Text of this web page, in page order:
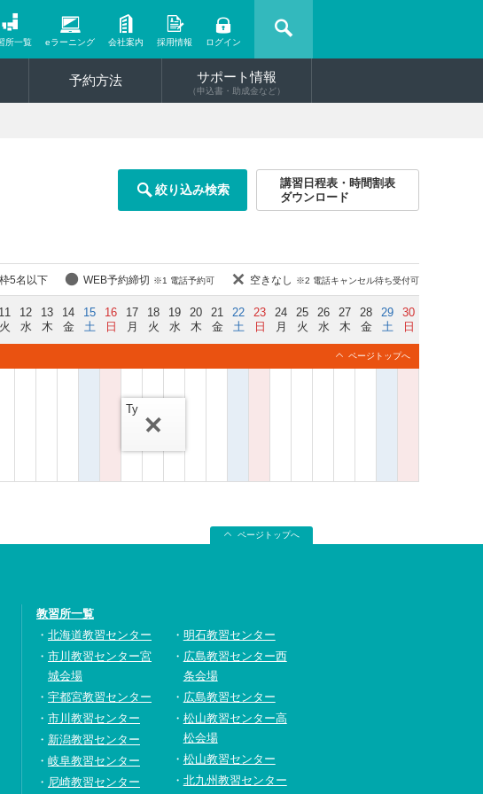
所一覧 eラーニング 会社案内 採用情報 ログイン
予約方法 サポート情報
（申込書・助成金など）
絞り込み検索
講習日程表・時間割表
ダウンロード
5名以下 WEB予約締切 ※1 電話予約可 空きなし ※2 電話キャンセル待ち受付可
11
火
12
水
13
木
14
金
15
土
16
日
17
月
18
火
19
水
20
木
21
金
22
土
23
日
24
月
25
火
26
水
27
木
28
金
29
土
30
日
ページトップへ
Ty
ページトップへ
教習所一覧
北海道教習センター
市川教習センター宮
城会場
宇都宮教習センター
市川教習センター
新潟教習センター
岐阜教習センター
尼崎教習センター
明石教習センター
広島教習センター西
条会場
広島教習センター
松山教習センター高
松会場
松山教習センター
北九州教習センター